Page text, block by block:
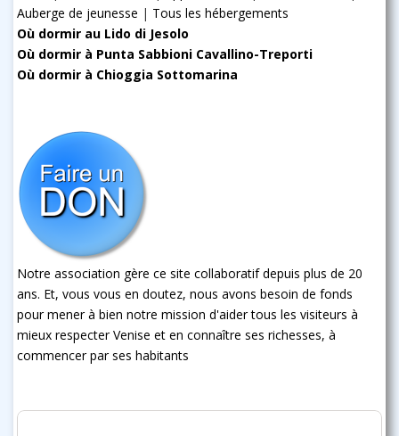
Auberge de jeunesse | Tous les hébergements
Où dormir au Lido di Jesolo
Où dormir à Punta Sabbioni Cavallino-Treporti
Où dormir à Chioggia Sottomarina
Notre association gère ce site collaboratif depuis plus de 20
ans. Et, vous vous en doutez, nous avons besoin de fonds
pour mener à bien notre mission d'aider tous les visiteurs à
mieux respecter Venise et en connaître ses richesses, à
commencer par ses habitants